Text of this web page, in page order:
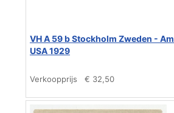
VH A 59 b Stockholm Zweden -
USA 1929
Verkoopprijs € 32,50